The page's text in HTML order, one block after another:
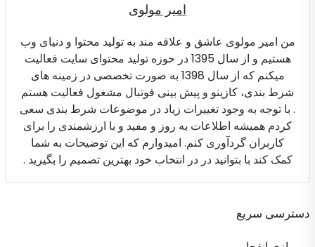
امیر مولوی
من امیر مولوی عاشق و علاقه مند به تولید محتوا و دنیای وب
هستیم و از سال 1395 در حوزه تولید محتوای سایت فعالیت
میکنم که از سال 1398 به صورت تخصصی در زمینه های
شرط بندی، کازینو و پیش بینی فوتبال مشغول فعالیت هستم
. با توجه به وجود تغییرات زیاد در موضوعات شرط بندی سعی
کردم همیشه اطلاعات به روز و مفید و با ارزشمندی را برای
کاربران گردآوری کنم. امیدوارم که این توضیحات به شما
کمک کند با بتوانید در در انتخاب خود بهترین تصمیم را بگیرید .
دسترسی سریع